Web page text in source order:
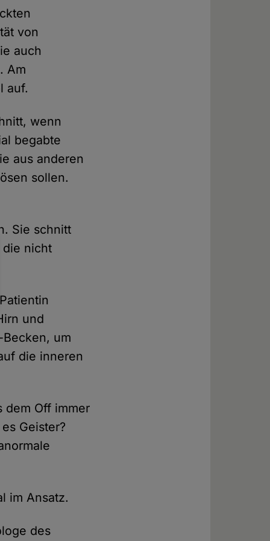
von
auch
Am
auf.
wenn
begabte
aus anderen
sollen.
Sie schnitt
die nicht
und
um
die inneren
dem Off immer
Geister?
im Ansatz.
des